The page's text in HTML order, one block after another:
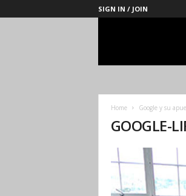
SIGN IN / JOIN
Management
Home Google y su
GOOGLE-